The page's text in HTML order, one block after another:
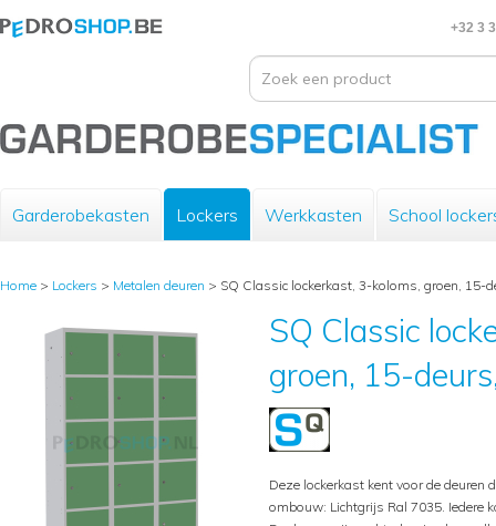
+32 3
Garderobekasten Lockers Werkkasten School
Home > Lockers > Metalen deuren > SQ Classic lockerkast, 3-koloms, groen, 15-
SQ Classic
groen, 15-
Deze lockerkast kent voor de deuren
ombouw: Lichtgrijs Ral 7035. Iedere